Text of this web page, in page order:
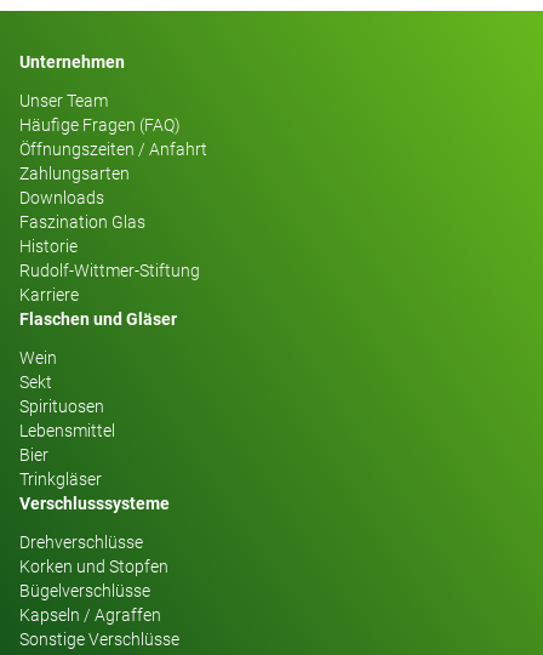
Unternehmen
Unser Team
Häufige Fragen (FAQ)
Öffnungszeiten / Anfahrt
Zahlungsarten
Downloads
Faszination Glas
Historie
Rudolf-Wittmer-Stiftung
Karriere
Flaschen und Gläser
Wein
Sekt
Spirituosen
Lebensmittel
Bier
Trinkgläser
Verschlusssysteme
Drehverschlüsse
Korken und Stopfen
Bügelverschlüsse
Kapseln / Agraffen
Sonstige Verschlüsse